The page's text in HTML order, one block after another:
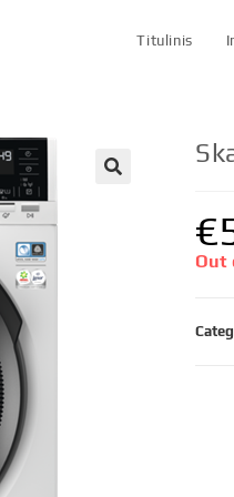
Titulinis
€
Out